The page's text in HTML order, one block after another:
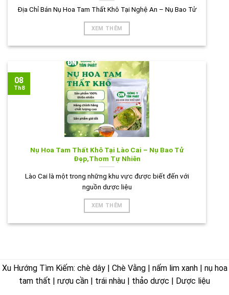
Địa Chỉ Bán Nụ Hoa Tam Thất Khô Tại Nghệ An – Nụ Bao Tử
XEM THÊM
Nụ Hoa Tam Thất Khô Tại Lào Cai – Nụ Bao Tử
Đẹp,Thơm Tự Nhiên
Lào Cai là một trong những khu vực được biết đến với
nguồn dược liệu
XEM THÊM
08
Th8
Xu Hướng Tìm Kiếm: chè dây | Chè Vằng | nấm lim xanh | nụ hoa
tam thất | rượu cần | trái nhàu | thảo dược | Dược liệu